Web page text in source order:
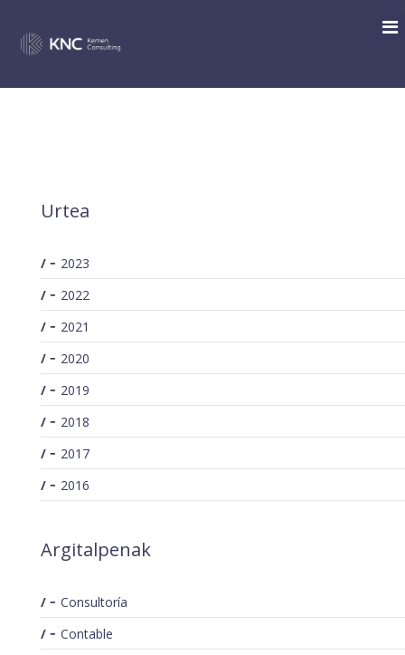
Urtea
2023
2022
2021
2020
2019
2018
2017
2016
Argitalpenak
Consultoría
Contable